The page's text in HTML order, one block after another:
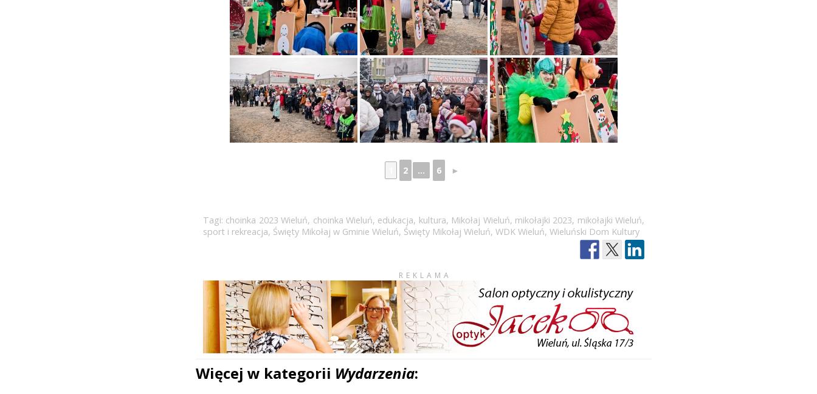
2 ... 6 ►
Tagi: choinka 2023 Wieluń, choinka Wieluń, edukacja, kultura, Mikołaj Wieluń, mikołajki 2023, mikołajki Wieluń,
sport i rekreacja, Święty Mikołaj w Gminie Wieluń, Święty Mikołaj Wieluń, WDK Wieluń, Wieluński Dom Kultury
REKLAMA
Więcej w kategorii Wydarzenia: